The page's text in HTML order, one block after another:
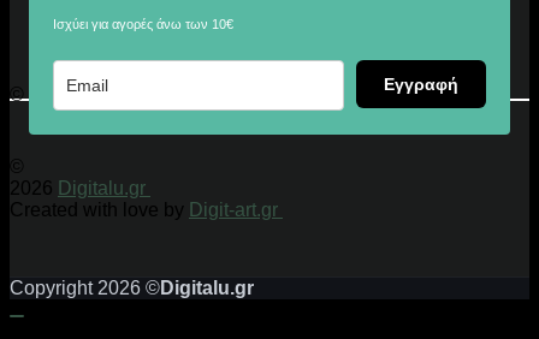
Ισχύει για αγορές άνω των 10€
Εγγραφή
© 2026 Digitalu.gr
©
2026 Digitalu.gr
Created with love by Digit-art.gr
Copyright 2026 ©Digitalu.gr